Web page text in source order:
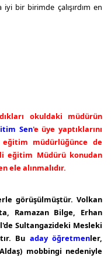
bir birimde çalışırdım en
okuldaki müdürün
Sen'e üye yaptıklarını
müdürlüğünce de
eğitim Müdürü konudan
ele alınmalıdır.
görüşülmüştür. Volkan
Ramazan Bilge, Erhan
Sultangazideki Mesleki
Bu aday öğretmenler,
mobbingi nedeniyle